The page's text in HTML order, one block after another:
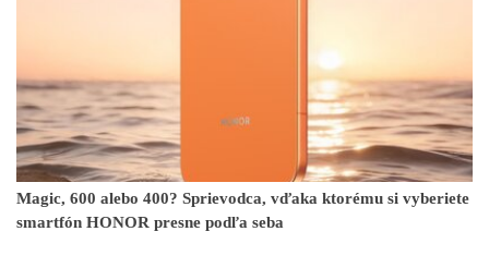
Magic, 600 alebo 400? Sprievodca, vďaka ktorému si vyberiete
smartfón HONOR presne podľa seba